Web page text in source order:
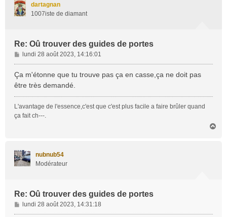
dartagnan
1007iste de diamant
Re: Oû trouver des guides de portes
M
e
s
a
g
e
lundi 28 août 2023, 14:16:01
Ça m'étonne que tu trouve pas ça en casse,ça ne doit pas
être très demandé.
L'avantage de l'essence,c'est que c'est plus facile a faire brûler quand
ça fait ch---.
nubnub54
Modérateur
Re: Oû trouver des guides de portes
M
e
lundi 28 août 2023, 14:31:18